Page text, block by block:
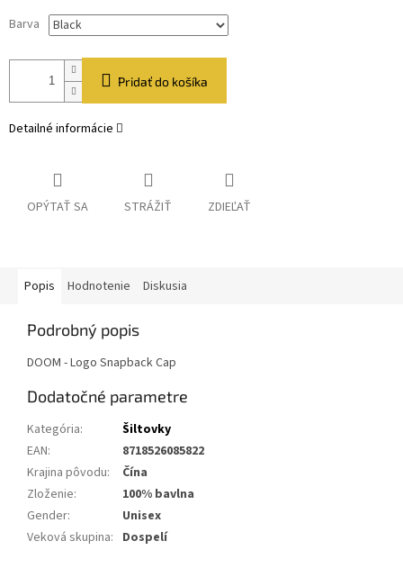
Barva
Pridať do košíka
Detailné informácie
OPÝTAŤ SA STRÁŽIŤ ZDIEĽAŤ
Popis Hodnotenie Diskusia
Podrobný popis
DOOM - Logo Snapback Cap
Dodatočné parametre
Kategória:
Šiltovky
EAN:
8718526085822
Krajina pôvodu:
Čína
Zloženie:
100% bavlna
Gender:
Unisex
Veková skupina: Dospelí